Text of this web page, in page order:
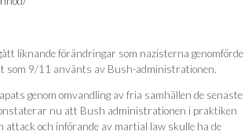
liknande förändringar som nazisterna genomförde
som 9/11 använts av Bush-administrationen.
genom omvandling av fria samhällen de senaste
nu att Bush administrationen i praktiken
attack och införande av martial law skulle ha de